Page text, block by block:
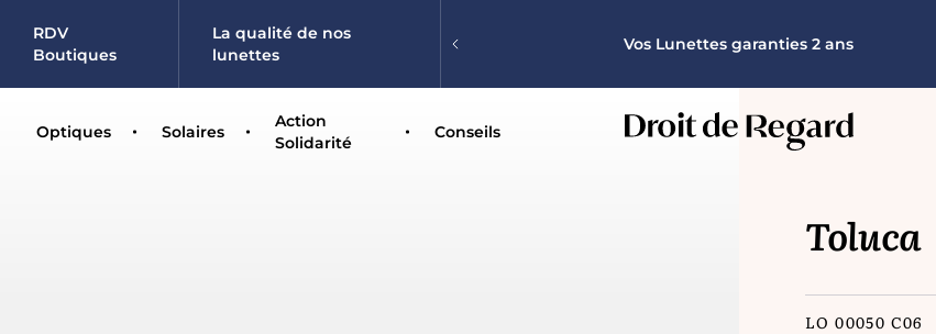
RDV
Boutiques
La qualité de nos
lunettes
Vos Lunettes garanties 2 ans
Monture offerte sur la deuxième paire
100% remboursé pour toutes mutuelles et toutes
Optiques Solaires
Action
Solidarité
Conseils
Toluca
LO 00050 C06